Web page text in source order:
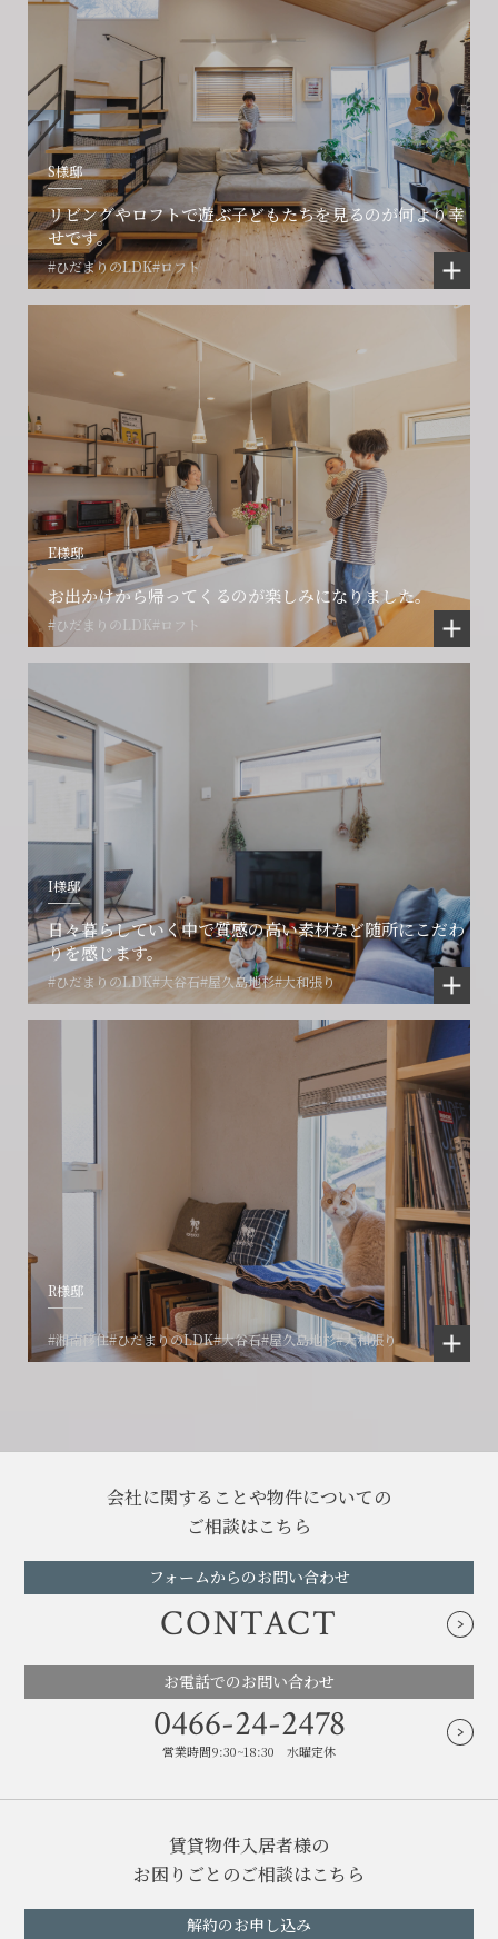
S様邸
リビングやロフトで遊ぶ子どもたちを見るのが何より幸
せです。
#ひだまりのLDK#ロフト
E様邸
お出かけから帰ってくるのが楽しみになりました。
#ひだまりのLDK#ロフト
I様邸
日々暮らしていく中で質感の高い素材など随所にこだわ
りを感じます。
#ひだまりのLDK#大谷石#屋久島地杉#大和張り
R様邸
#湘南移住#ひだまりのLDK#大谷石#屋久島地杉#大和張り
会社に関することや物件についての
ご相談はこちら
フォームからのお問い合わせ
CONTACT
お電話でのお問い合わせ
0466-24-2478
営業時間9:30~18:30 水曜定休
賃貸物件入居者様の
お困りごとのご相談はこちら
解約のお申し込み